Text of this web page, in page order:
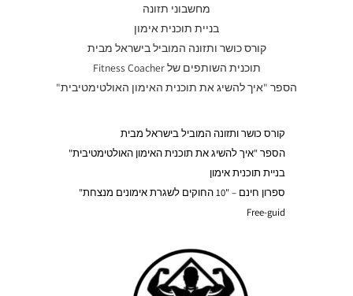
מחשבוני תזונה
בניית תוכנית אימון
קורס כושר ותזונה המוביל בישראל מבית
תוכנית השותפים של Fitness Coacher
הספר "איך להשיג את תוכנית האימון האולטימטיבית"
קורס כושר ותזונה המוביל בישראל מבית
הספר "איך להשיג את תוכנית האימון האולטימטיבית"
בניית תוכנית אימון
ספרון חינם – "10 החוקים לשגרת אימונים מנצחת"
Free-guid